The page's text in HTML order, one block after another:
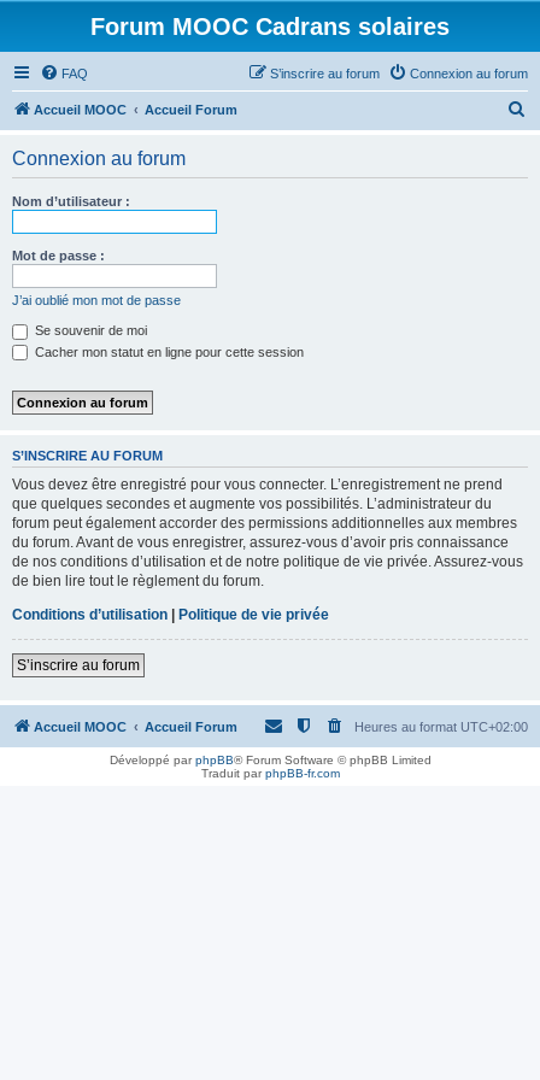
Forum MOOC Cadrans solaires
FAQ Connexion au forum
S’inscrire au forum
Accueil MOOC Accueil Forum
Connexion au forum
Nom d’utilisateur :
Mot de passe :
J’ai oublié mon mot de passe
Se souvenir de moi
Cacher mon statut en ligne pour cette session
S’INSCRIRE AU FORUM
Vous devez être enregistré pour vous connecter. L’enregistrement ne prend
que quelques secondes et augmente vos possibilités. L’administrateur du
forum peut également accorder des permissions additionnelles aux membres
du forum. Avant de vous enregistrer, assurez-vous d’avoir pris connaissance
de nos conditions d’utilisation et de notre politique de vie privée. Assurez-vous
de bien lire tout le règlement du forum.
Conditions d’utilisation | Politique de vie privée
S’inscrire au forum
Accueil MOOC Accueil Forum Heures au format UTC+02:00
Développé parphpBB® Forum Software © phpBB Limited
Traduit parphpBB-fr.com